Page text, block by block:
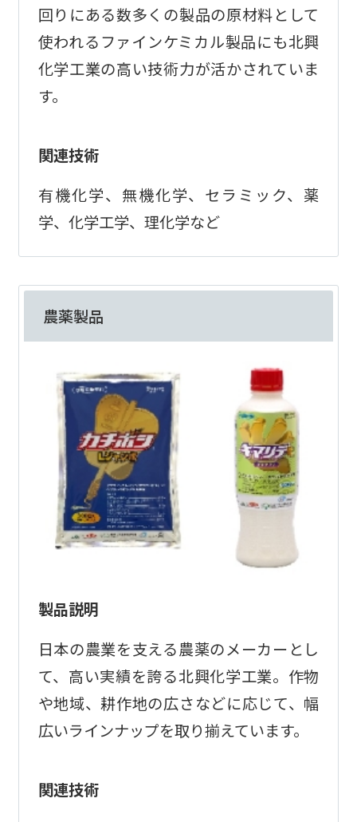
回りにある数多くの製品の原材料として
使われるファインケミカル製品にも北興
化学工業の高い技術力が活かされていま
す。
関連技術
有機化学、無機化学、セラミック、薬
学、化学工学、理化学など
農薬製品
製品説明
日本の農業を支える農薬のメーカーとし
て、高い実績を誇る北興化学工業。作物
や地域、耕作地の広さなどに応じて、幅
広いラインナップを取り揃えています。
関連技術